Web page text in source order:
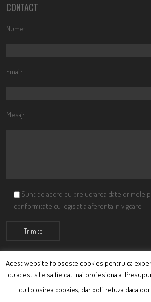
CONTACT
Nume:
Email:
Mesaj:
Sunt de acord cu prelucrarea datelor mele
conformitate cu legislatia aferenta in vigoare
© Ciutacu 2015 Parte a Imperiului
Acest website foloseste cookies pentru ca
cu acest site sa fie cat mai profesionala.
cu folosirea cookies, dar poti refuza daca